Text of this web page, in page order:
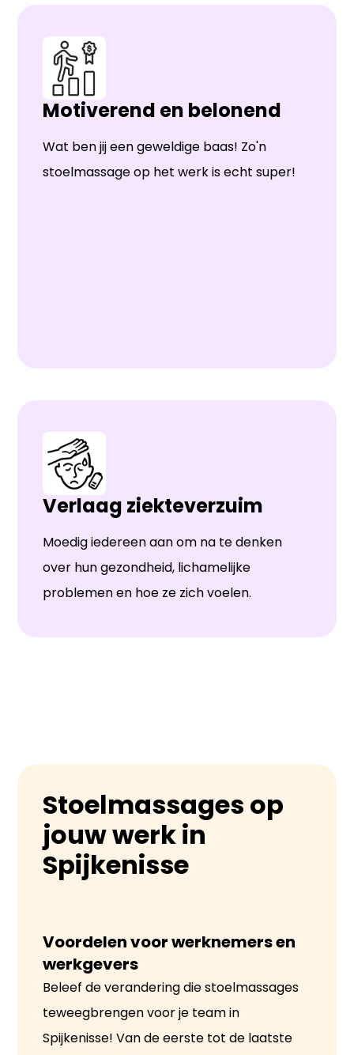
Motiverend en belonend
Wat ben jij een geweldige baas! Zo'n
stoelmassage op het werk is echt super!
Verlaag ziekteverzuim
Moedig iedereen aan om na te denken
over hun gezondheid, lichamelijke
problemen en hoe ze zich voelen.
Stoelmassages op
jouw werk in
Spijkenisse
Voordelen voor werknemers en
werkgevers
Beleef de verandering die stoelmassages
teweegbrengen voor je team in
Spijkenisse! Van de eerste tot de laatste